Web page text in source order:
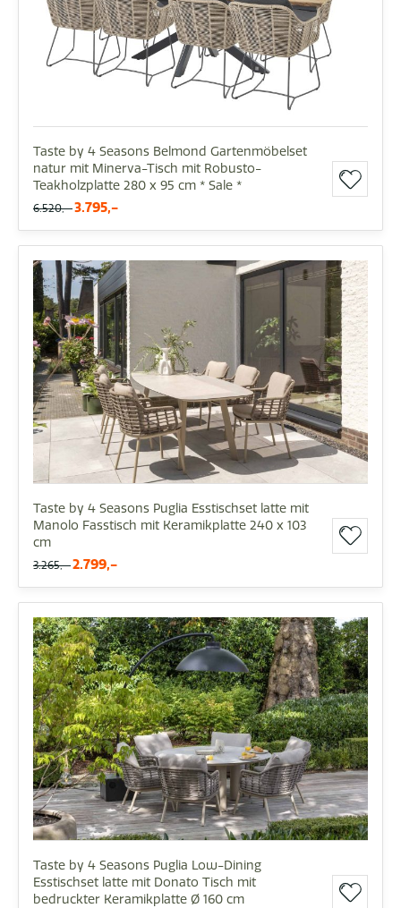
Taste by 4 Seasons Belmond Gartenmöbelset
natur mit Minerva-Tisch mit Robusto-
Teakholzplatte 280 x 95 cm * Sale *
6.520,- 3.795,-
Taste by 4 Seasons Puglia Esstischset latte mit
Manolo Fasstisch mit Keramikplatte 240 x 103
cm
3.265,- 2.799,-
Taste by 4 Seasons Puglia Low-Dining
Esstischset latte mit Donato Tisch mit
bedruckter Keramikplatte Ø 160 cm